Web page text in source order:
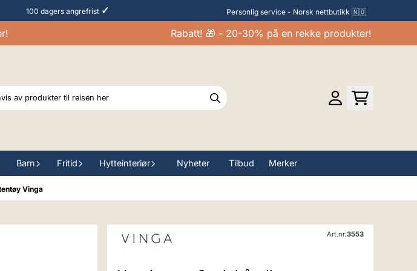
100 dagers angrefrist ✓ Personlig service - Norsk nettbutikk 🇳🇴
Rabatt! 🎁 - 20-30% på en rekke produkter!
Barn Fritid Hytteinteriør Nyheter Tilbud Merker
Vinga
Art.nr:3553